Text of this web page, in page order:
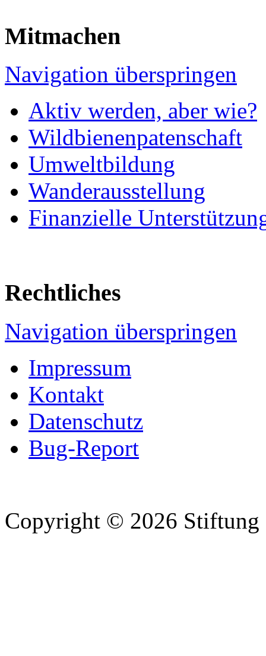
Mitmachen
Navigation überspringen
Aktiv werden, aber wie?
Wildbienenpatenschaft
Umweltbildung
Wanderausstellung
Finanzielle
Rechtliches
Navigation überspringen
Impressum
Kontakt
Datenschutz
Bug-Report
Copyright © 2026 Stiftung